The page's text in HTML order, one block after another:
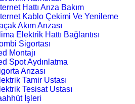
Hattı Arıza Bakım
Kablo Çekimi Ve Yenileme
Akım Arızası
Elektrik Hattı Bağlantısı
Sigortası
Montajı
Spot Aydınlatma
Arızası
Tamir Ustası
Tesisat Ustası
İşleri